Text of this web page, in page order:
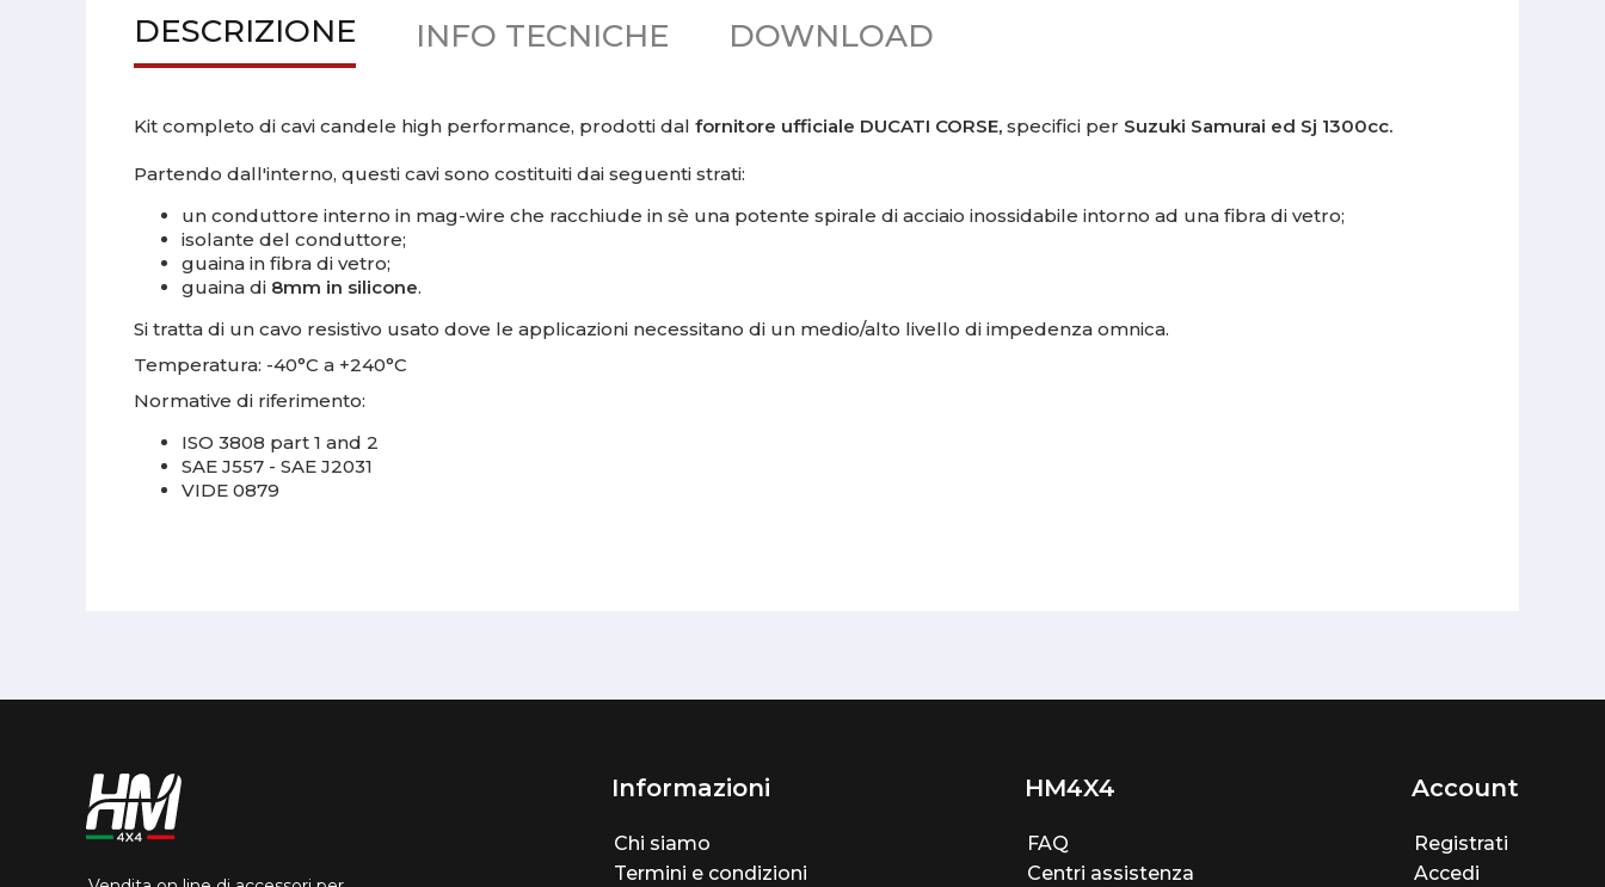
DESCRIZIONE INFO TECNICHE DOWNLOAD
Kit completo di cavi candele high performance, prodotti dal fornitore ufficiale DUCATI CORSE, specifici per Suzuki Samurai ed Sj 1300cc.
Partendo dall'interno, questi cavi sono costituiti dai seguenti strati:
un conduttore interno in mag-wire che racchiude in sè una potente spirale di acciaio inossidabile intorno ad una fibra di vetro;
isolante del conduttore;
guaina in fibra di vetro;
guaina di 8mm in silicone.
Si tratta di un cavo resistivo usato dove le applicazioni necessitano di un medio/alto livello di impedenza omnica.
Temperatura: -40°C a +240°C
Normative di riferimento:
ISO 3808 part 1 and 2
SAE J557 - SAE J2031
VIDE 0879
Informazioni
Chi siamo
Termini e condizioni
HM4X4
FAQ
Centri assistenza
Account
Registrati
Accedi